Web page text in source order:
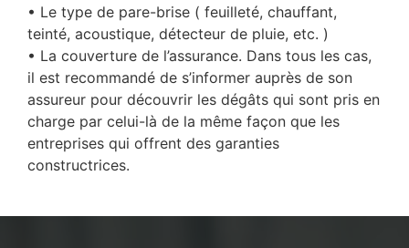
• Le type de pare-brise ( feuilleté, chauffant,
teinté, acoustique, détecteur de pluie, etc. )
• La couverture de l’assurance. Dans tous les cas,
il est recommandé de s’informer auprès de son
assureur pour découvrir les dégâts qui sont pris en
charge par celui-là de la même façon que les
entreprises qui offrent des garanties
constructrices.